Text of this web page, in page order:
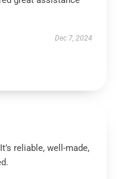
Dec 7, 2024
reliable, well-made,